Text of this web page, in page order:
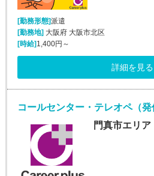
[勤務形態]派遣
[勤務地] 大阪府 大阪市北区
[時給] 1,400円～
詳細を見る
コールセンター・テレオペ（発
門真市エリ